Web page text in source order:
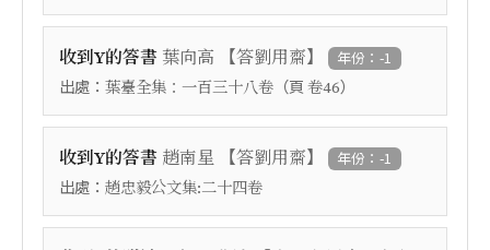
收到Y的答書 葉向高 【答劉用齋】 年份：-1
出處： 葉臺全集：一百三十八卷 （頁 卷46）
收到Y的答書 趙南星 【答劉用齋】 年份：-1
出處： 趙忠毅公文集:二十四卷